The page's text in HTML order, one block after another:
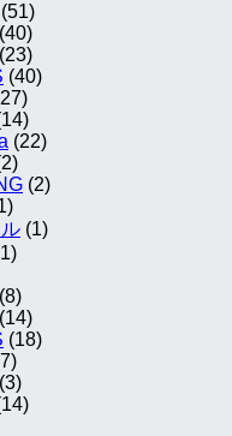
(51)
(40)
(23)
(40)
(22)
(2)
(1)
(8)
(14)
(18)
(3)